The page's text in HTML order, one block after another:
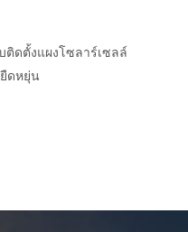
ติดตั้งแผงโซลาร์เซลล์
ดหยุ่น